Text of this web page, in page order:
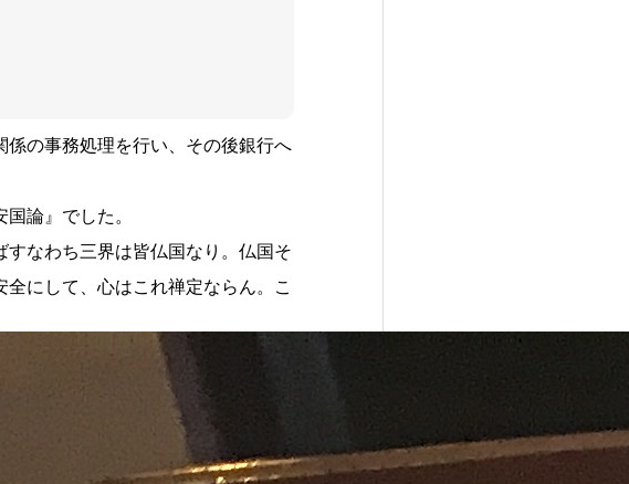
の事務処理を行い、その後銀行へ
論』でした。
なわち三界は皆仏国なり。仏国そ
にして、心はこれ禅定ならん。こ